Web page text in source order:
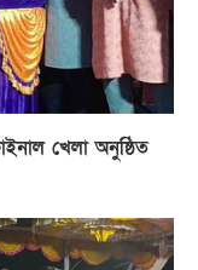
খেলা অনুষ্ঠিত